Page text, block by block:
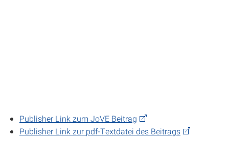
Publisher Link zum JoVE Beitrag
Publisher Link zur pdf-Textdatei des Beitrags